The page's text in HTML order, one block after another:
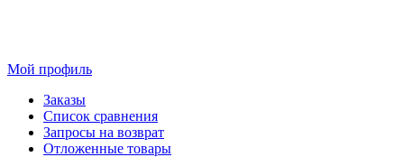
Мой профиль
Заказы
Список сравнения
Запросы на возврат
Отложенные товары